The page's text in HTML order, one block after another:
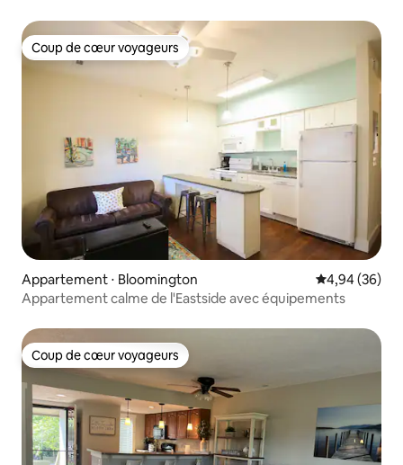
Coup de cœur voyageurs
Coup de cœur voyageurs
Appartement ⋅ Bloomington Évaluation
4,94 (36)
Appartement calme de l'Eastside avec équipements
Coup de cœur voyageurs
Coup de cœur voyageurs